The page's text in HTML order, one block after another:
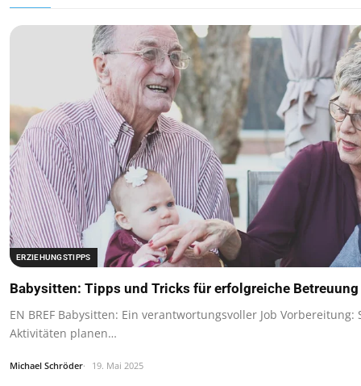
ERZIEHUNGSTIPPS
Babysitten: Tipps und Tricks für erfolgreiche
EN BREF Babysitten: Ein verantwortungsvoller Job Vorbereitung:
Aktivitäten planen…
Michael Schröder 19. Mai 2025